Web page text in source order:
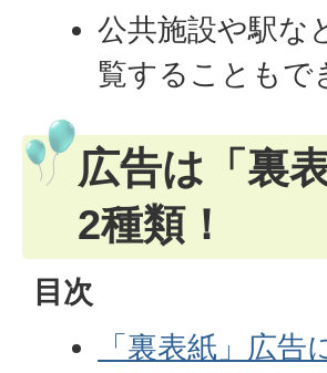
公共施設や駅な
覧することもで
広告は「裏
2種類！
目次
「裏表紙」広告